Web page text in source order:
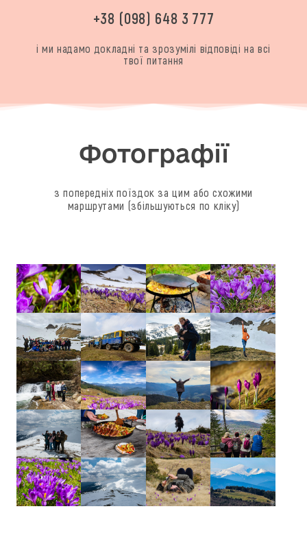
+38 (098) 648 3 777
і ми надамо докладні та зрозумілі відповіді на всі
твої питання
Фотографії
з попередніх поїздок за цим або схожими
маршрутами (збільшуються по кліку)